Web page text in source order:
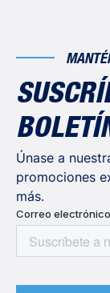
Únase a
promociones
más.